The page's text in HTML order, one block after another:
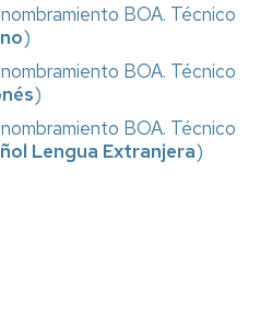
BOA. Técnico
)
BOA. Técnico
)
BOA. Técnico
Lengua Extranjera)